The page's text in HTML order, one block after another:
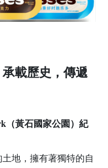
承載歷史，傳遞
（黃石國家公園）紀
地，擁有著獨特的自